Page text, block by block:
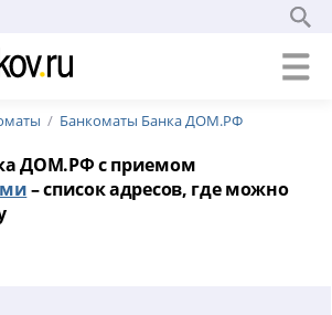
Банкоматы Банка ДОМ.РФ
ДОМ.РФ с приемом
– список адресов, где можно